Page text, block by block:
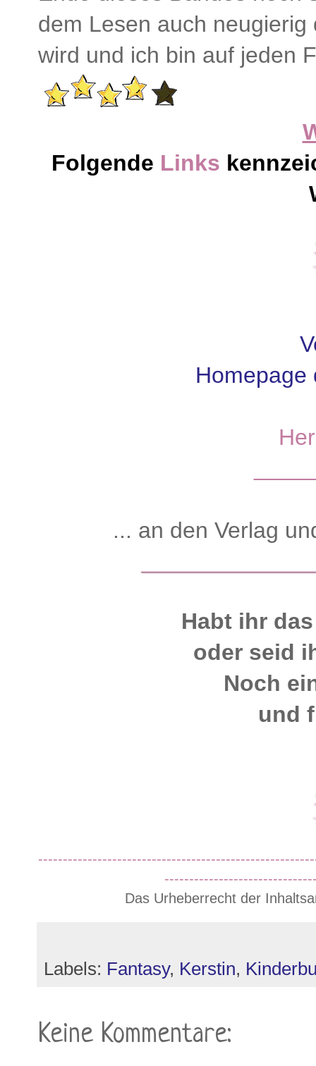
dem Lesen auch
wird und ich bin auf jeden
Folgende Links
Homepage
... an den Verlag
Habt ihr
oder seid
Noch
und
Das Urheberrecht der
Labels: Fantasy, Kerstin,
Keine Kommentare: